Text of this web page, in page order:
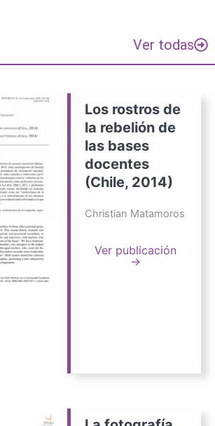
Ver todas
Los rostros de
la rebelión de
las bases
docentes
(Chile, 2014)
Christian Matamoros
Ver publicación
→